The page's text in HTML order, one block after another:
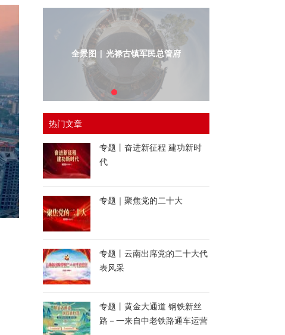
全景图 | 光禄古镇军民总管府
热门文章
专题丨奋进新征程 建功新时
代
专题｜聚焦党的二十大
专题丨云南出席党的二十大代
表风采
专题丨黄金大通道 钢铁新丝
路－一来自中老铁路通车运营